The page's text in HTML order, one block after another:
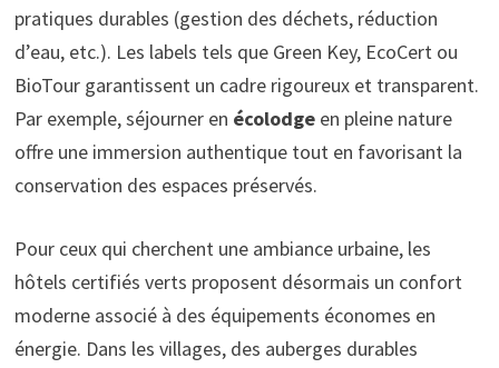
pratiques durables (gestion des déchets, réduction
d’eau, etc.). Les labels tels que Green Key, EcoCert ou
BioTour garantissent un cadre rigoureux et transparent.
Par exemple, séjourner en écolodgeen pleine nature
offre une immersion authentique tout en favorisant la
conservation des espaces préservés.
Pour ceux qui cherchent une ambiance urbaine, les
hôtels certifiés verts proposent désormais un confort
moderne associé à des équipements économes en
énergie. Dans les villages, des auberges durables